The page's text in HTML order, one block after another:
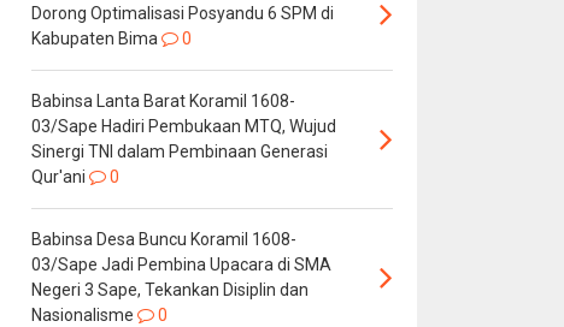
Dorong Optimalisasi Posyandu 6 SPM di
Kabupaten Bima
0
Babinsa Lanta Barat Koramil 1608-
03/Sape Hadiri Pembukaan MTQ, Wujud
Sinergi TNI dalam Pembinaan Generasi
Qur'ani
0
Babinsa Desa Buncu Koramil 1608-
03/Sape Jadi Pembina Upacara di SMA
Negeri 3 Sape, Tekankan Disiplin dan
Nasionalisme
0